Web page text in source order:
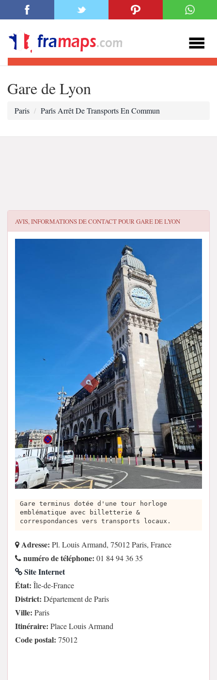
Gare de Lyon
Paris Pari̇s Arrêt De Transports En Commun
AVIS, INFORMATIONS DE CONTACT POURGARE DE LYON
Gare terminus dotée d'une tour horloge
emblématique avec billetterie &
correspondances vers transports locaux.
Adresse: Pl. Louis Armand, 75012 Paris, France
numéro de téléphone: 01 84 94 36 35
Site Internet
État: Île-de-France
District: Département de Paris
Ville: Paris
Itinéraire: Place Louis Armand
Code postal: 75012